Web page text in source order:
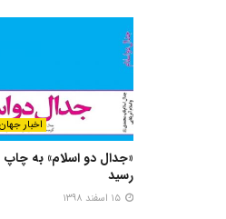
اخبار
«جدال دو اسلام» به
رسید